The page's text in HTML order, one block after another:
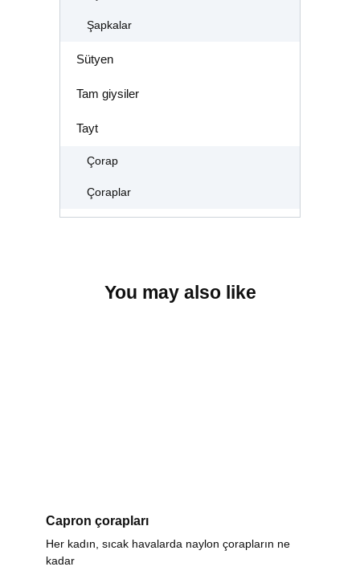
Şapkalar
Sütyen
Tam giysiler
Tayt
Çorap
Çoraplar
You may also like
Capron çorapları
Her kadın, sıcak havalarda naylon çorapların ne
kadar